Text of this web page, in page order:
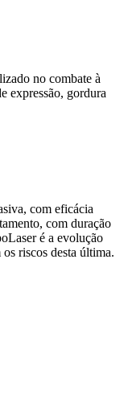
no combate à
expressão, gordura
com eficácia
com duração
é a evolução
riscos desta última.